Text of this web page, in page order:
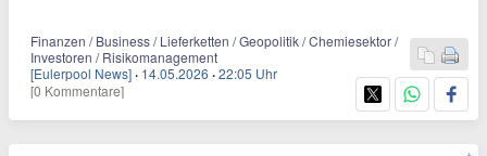
Finanzen / Business / Lieferketten / Geopolitik / Chemiesektor /
Investoren / Risikomanagement
[Eulerpool News] · 14.05.2026 ·22:05 Uhr
[0 Kommentare]